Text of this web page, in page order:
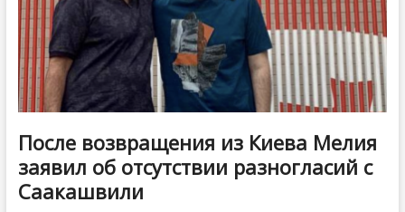
После возвращения из Киева Мелия
заявил об отсутствии разногласий с
Саакашвили